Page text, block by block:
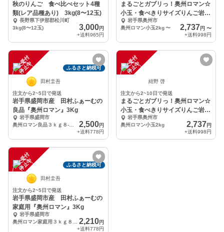
秋のりんご 食べ比べセット4種
類(レア品種あり) 3kg(8〜12玉)
長野県下伊那郡松川町
3kg(8〜12玉)
3,000円
+送料965円
まるごとガブリっ！奥州ロマン☆
小玉・食べきりサイズりんご岩手
江刺産
岩手県奥州市
奥州ロマン小玉2kg 〜 2,737円 〜
+送料998円
注
文
受
付
停
止
中 ふるさと納税可
田村圭吾
注文から2~5日で発送
岩手県盛岡市産 田村ふぁーむの
良品『奥州ロマン』3Kg
岩手県盛岡市
2,500円
+送料778円
注
文
受
付
停
止
中
紺野 啓
注文から2~10日で発送
まるごとガブリっ！奥州ロマン☆
小玉・食べきりサイズりんご岩手
江刺産
岩手県奥州市
奥州ロマン小玉2kg
2,737円
+送料998円
注
文
受
付
停
止
中 ふるさと納税可
田村圭吾
注文から2~5日で発送
岩手県盛岡市産 田村ふぁーむの
家庭用『奥州ロマン』3Kg
岩手県盛岡市
2,210円
+送料778円